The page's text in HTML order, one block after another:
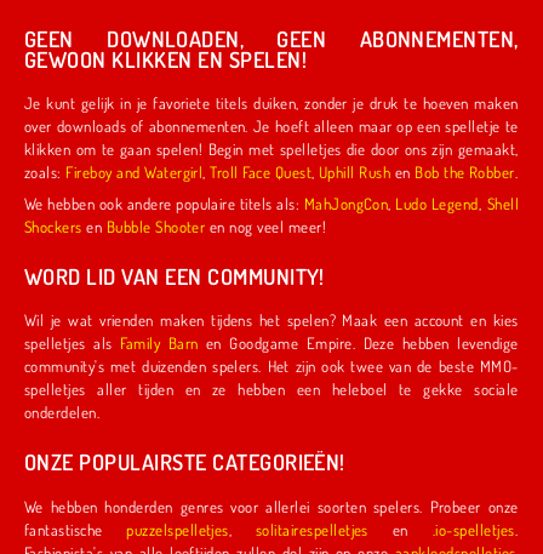
GEEN DOWNLOADEN, GEEN ABONNEMENTEN,
GEWOON KLIKKEN EN SPELEN!
Je kunt gelijk in je favoriete titels duiken, zonder je druk te hoeven maken
over downloads of abonnementen. Je hoeft alleen maar op een spelletje te
klikken om te gaan spelen! Begin met spelletjes die door ons zijn gemaakt,
zoals:
Fireboy and Watergirl ,Troll Face Quest Uphill Rush en Bob the Robber
We hebben ook andere populaire titels als: MahJongCon Ludo Legend Shell
Shockers en Bubble Shooter en nog veel meer!
WORD LID VAN EEN COMMUNITY!
Wil je wat vrienden maken tijdens het spelen? Maak een account en kies
spelletjes als
Family Barn en Goodgame Empire. Deze hebben levendige
community's met duizenden spelers. Het zijn ook twee van de beste MMO-
spelletjes aller tijden en ze hebben een heleboel te gekke sociale
onderdelen.
ONZE POPULAIRSTE CATEGORIEËN!
We hebben honderden genres voor allerlei soorten spelers. Probeer onze
fantastischepuzzelspelletjes solitairespelletjes en .io-spelletjes